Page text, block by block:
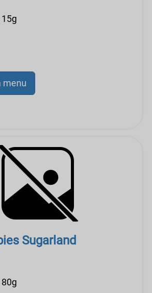
menu
Sugarland